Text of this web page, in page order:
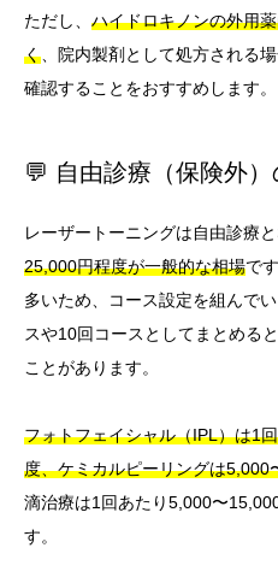
ただし、 ハイドロキノンの外用
く 、院内製剤として処方される
確認することをおすすめします。
💬 自由診療（保険外）
レーザートーニングは自由診療と
25,000円程度が一般的な相場で
多いため、コース設定を組んで
スや10回コースとしてまとめる
ことがあります。
フォトフェイシャル（IPL）は1
度、ケミカルピーリングは5,000
滴治療は1回あたり5,000〜
す。